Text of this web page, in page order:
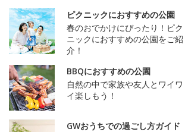
ピクニックにおすすめの公園
春のおでかけにぴったり！ピク
ニックにおすすめの公園をご紹
介！
BBQにおすすめの公園
自然の中で家族や友人とワイワ
イ楽しもう！
GWおうちでの過ごし方ガイド